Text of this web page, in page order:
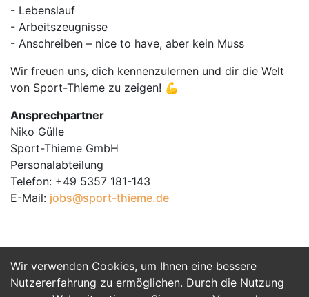
Wir verwenden Cookies, um Ihnen eine bessere
Nutzererfahrung zu ermöglichen. Durch die Nutzung
- Lebenslauf
- Arbeitszeugnisse
- Anschreiben – nice to have, aber kein Muss
Wir freuen uns, dich kennenzulernen und dir die Welt
von Sport-Thieme zu zeigen! 💪
Ansprechpartner
Niko Gülle
Sport-Thieme GmbH
Personalabteilung
Telefon: +49 5357 181-143
E-Mail: jobs@sport-thieme.de
Jetzt Bewerben